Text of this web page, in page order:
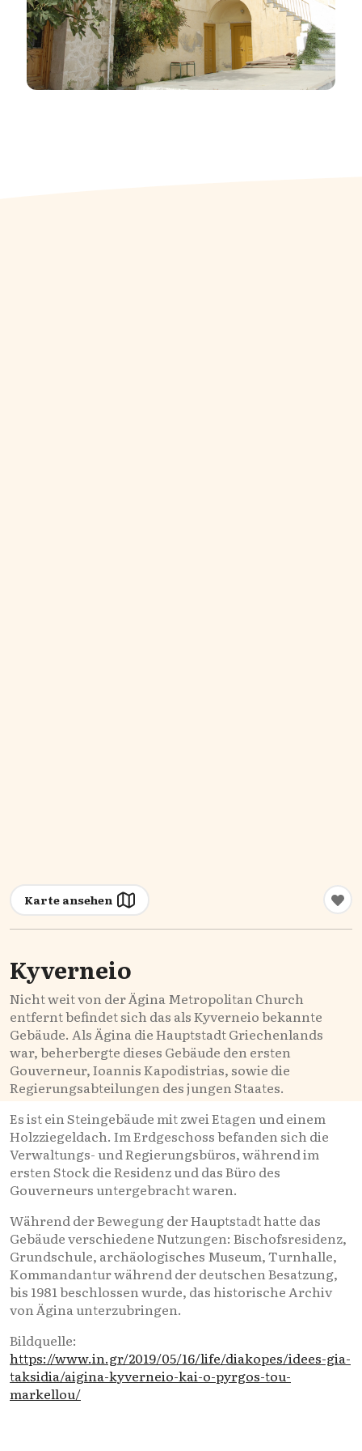
Karte ansehen
Kyverneio
Nicht weit von der Ägina Metropolitan Church
entfernt befindet sich das als Kyverneio bekannte
Gebäude. Als Ägina die Hauptstadt Griechenlands
war, beherbergte dieses Gebäude den ersten
Gouverneur, Ioannis Kapodistrias, sowie die
Regierungsabteilungen des jungen Staates.
Es ist ein Steingebäude mit zwei Etagen und einem
Holzziegeldach. Im Erdgeschoss befanden sich die
Verwaltungs- und Regierungsbüros, während im
ersten Stock die Residenz und das Büro des
Gouverneurs untergebracht waren.
Während der Bewegung der Hauptstadt hatte das
Gebäude verschiedene Nutzungen: Bischofsresidenz,
Grundschule, archäologisches Museum, Turnhalle,
Kommandantur während der deutschen Besatzung,
bis 1981 beschlossen wurde, das historische Archiv
von Ägina unterzubringen.
Bildquelle:
https://www.in.gr/2019/05/16/life/diakopes/idees-gia-
taksidia/aigina-kyverneio-kai-o-pyrgos-tou-
markellou/